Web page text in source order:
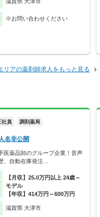
※お問い合わせください
リアの薬剤師求人をもっと見る
社員 調剤薬局
名非公開
医薬品卸のグループ企業！音声
、自動在庫発注…
【月収】25.0万円以上 24歳～
モデル
【年収】414万円～600万円
滋賀県 大津市